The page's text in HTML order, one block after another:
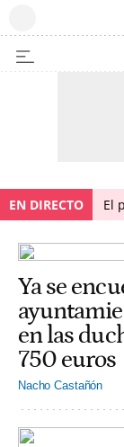
EN DIRECTO El
Ya se
en las
750 euros
Nacho Castañón